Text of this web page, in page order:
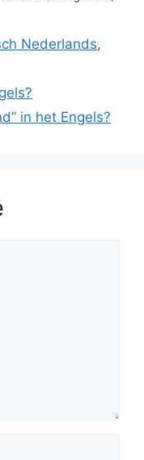
Nederlands,
in het Engels?